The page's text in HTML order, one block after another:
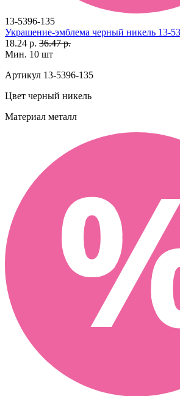
13-5396-135
Украшение-эмблема черный никель 13-
18.24 р. 36.47 р.
Мин. 10 шт
Артикул 13-5396-135
Цвет черный никель
Материал металл